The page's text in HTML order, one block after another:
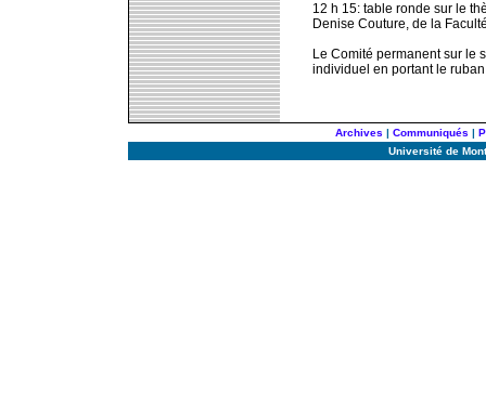
12 h 15: table ronde sur le
Denise Couture, de la
Le Comité permanent sur le
individuel en portant le
Archives | Communiqués |
Université de